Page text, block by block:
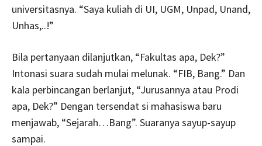
universitasnya. “Saya kuliah di UI, UGM, Unpad, Unand,
Unhas,..!”
Bila pertanyaan dilanjutkan, “Fakultas apa, Dek?”
Intonasi suara sudah mulai melunak. “FIB, Bang.” Dan
kala perbincangan berlanjut, “Jurusannya atau Prodi
apa, Dek?” Dengan tersendat si mahasiswa baru
menjawab, “Sejarah…Bang”. Suaranya sayup-sayup
sampai.